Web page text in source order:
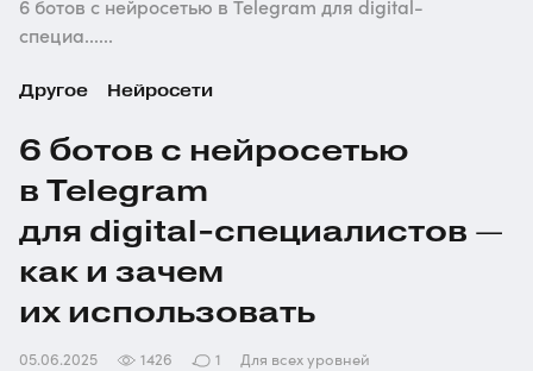
6 ботов с нейросетью в Telegram для digital-
специа......
Другое Нейросети
6 ботов с нейросетью
в Telegram
для digital-специалистов —
как и зачем
их использовать
05.06.2025 1426 1 Для всех уровней